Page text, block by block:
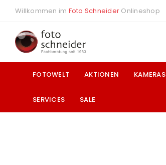
Willkommen im Foto Schneider Onlineshop
FOTOWELT AKTIONEN KAMERAS
SERVICES SALE